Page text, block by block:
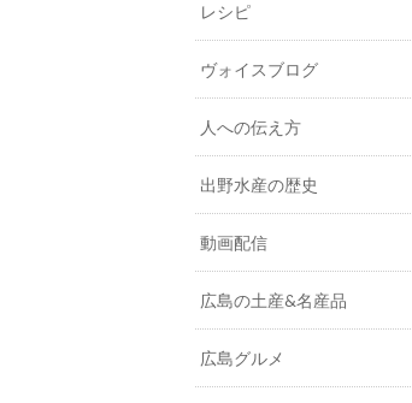
レシピ
ヴォイスブログ
人への伝え方
出野水産の歴史
動画配信
広島の土産&名産品
広島グルメ